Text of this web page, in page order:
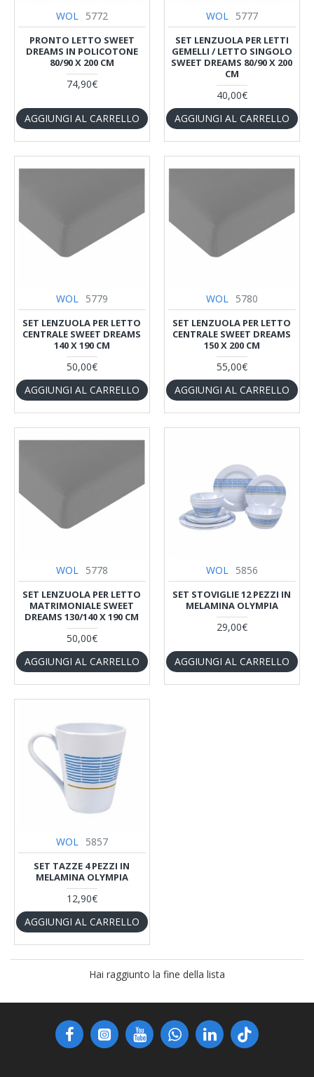
WOL 5772
PRONTO LETTO SWEET
DREAMS IN POLICOTONE
80/90 X 200 CM
74,90€
AGGIUNGI AL CARRELLO
WOL 5777
SET LENZUOLA PER LETTI
GEMELLI / LETTO SINGOLO
SWEET DREAMS 80/90 X 200
CM
40,00€
AGGIUNGI AL CARRELLO
WOL 5779
SET LENZUOLA PER LETTO
CENTRALE SWEET DREAMS
140 X 190 CM
50,00€
AGGIUNGI AL CARRELLO
WOL 5780
SET LENZUOLA PER LETTO
CENTRALE SWEET DREAMS
150 X 200 CM
55,00€
AGGIUNGI AL CARRELLO
WOL 5778
SET LENZUOLA PER LETTO
MATRIMONIALE SWEET
DREAMS 130/140 X 190 CM
50,00€
AGGIUNGI AL CARRELLO
WOL 5856
SET STOVIGLIE 12 PEZZI IN
MELAMINA OLYMPIA
29,00€
AGGIUNGI AL CARRELLO
WOL 5857
SET TAZZE 4 PEZZI IN
MELAMINA OLYMPIA
12,90€
AGGIUNGI AL CARRELLO
Hai raggiunto la fine della lista